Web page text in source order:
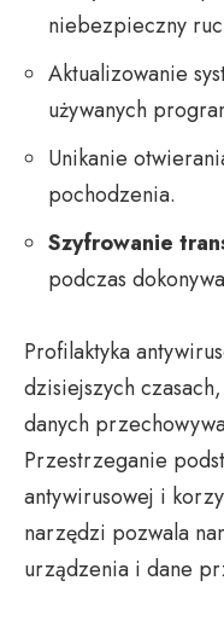
niebezpieczny
Aktualizowanie
używanych
Unikanie
pochodzenia.
Szyfrowanie
podczas
Profilaktyka
dzisiejszych
danych
Przestrzeganie
antywirusowej i
narzędzi pozwala
urządzenia i dane